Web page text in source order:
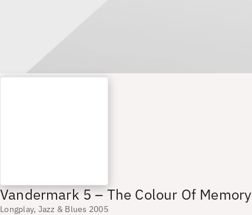
Vandermark 5 – The Colour Of Memory
Longplay, Jazz & Blues 2005